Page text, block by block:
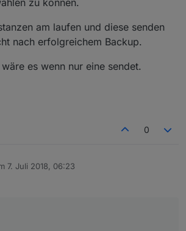
zu können.
am laufen und diese senden
nach erfolgreichem Backup.
es wenn nur eine sendet.
0
7. Juli 2018, 06:23
von